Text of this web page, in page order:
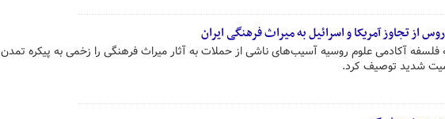
از تجاوز آمریکا و اسرائیل به میراث فرهنگی ایران
آکادمی علوم روسیه آسیب‌های ناشی از حملات به آثار میراث فرهنگی را زخمی به پیکره تمدن
شدید توصیف کرد.